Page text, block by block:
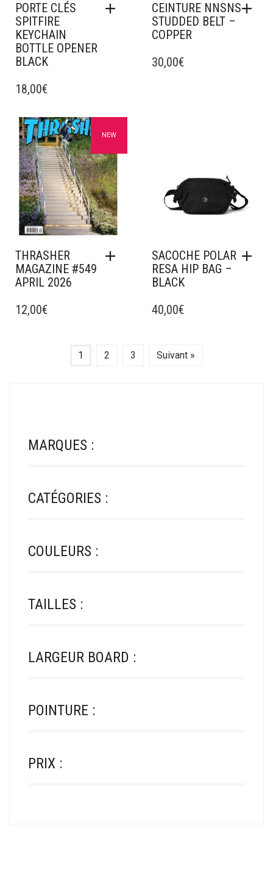
PORTE CLÉS
SPITFIRE
KEYCHAIN
BOTTLE OPENER
BLACK
18,00€
CEINTURE NNSNS
STUDDED BELT –
COPPER
30,00€
Ajouter à mes favorisNEW
THRASHER
MAGAZINE #549
APRIL 2026
12,00€
SACOCHE POLAR
RESA HIP BAG –
BLACK
40,00€
1 2 3 Suivant »
MARQUES :
CATÉGORIES :
COULEURS :
TAILLES :
LARGEUR BOARD :
POINTURE :
PRIX :